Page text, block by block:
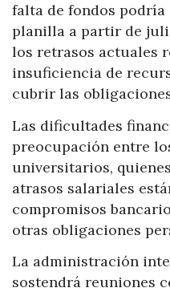
falta de fondos
planilla a partir de
los retrasos actuales
insuficiencia de
cubrir las
Las dificultades
preocupación entre
universitarios,
atrasos salariales
compromisos
otras obligaciones
La administración
sostendrá reuniones